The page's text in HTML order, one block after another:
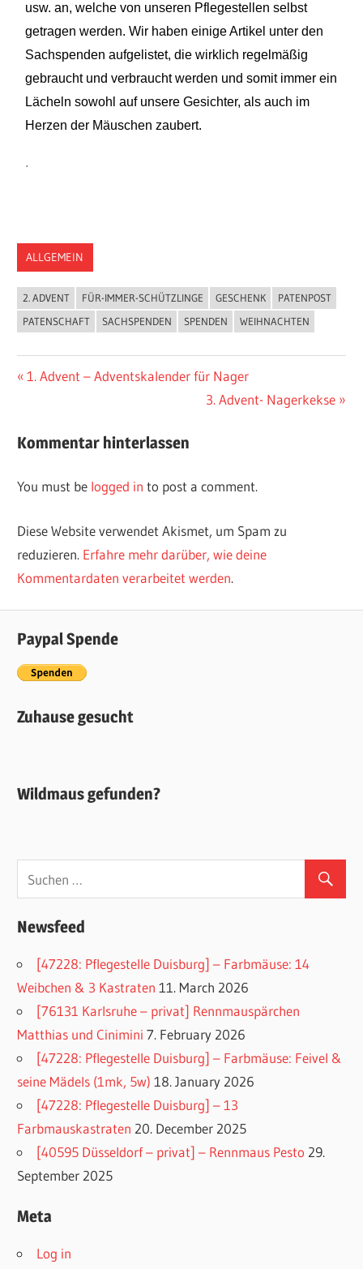
usw. an, welche von unseren Pflegestellen selbst
getragen werden. Wir haben einige Artikel unter den
Sachspenden aufgelistet, die wirklich regelmäßig
gebraucht und verbraucht werden und somit immer ein
Lächeln sowohl auf unsere Gesichter, als auch im
Herzen der Mäuschen zaubert.
.
ALLGEMEIN
2. ADVENT FÜR-IMMER-SCHÜTZLINGE GESCHENK
PATENPOST
PATENSCHAFT
SACHSPENDEN SPENDEN WEIHNACHTEN
1. Advent – Adventskalender für Nager
3. Advent- Nagerkekse
Kommentar hinterlassen
You must be logged in to post a comment.
Diese Website verwendet Akismet, um Spam zu
reduzieren. Erfahre mehr darüber, wie deine
Kommentardaten verarbeitet werden.
Paypal Spende
Zuhause gesucht
Wildmaus gefunden?
Newsfeed
[47228: Pflegestelle Duisburg] – Farbmäuse: 14
Weibchen & 3 Kastraten 11. March 2026
[76131 Karlsruhe – privat] Rennmauspärchen
Matthias und Cinimini 7. February 2026
[47228: Pflegestelle Duisburg] – Farbmäuse: Feivel &
seine Mädels (1mk, 5w) 18. January 2026
[47228: Pflegestelle Duisburg] – 13
Farbmauskastraten 20. December 2025
[40595 Düsseldorf – privat] – Rennmaus Pesto 29.
September 2025
Meta
Log in